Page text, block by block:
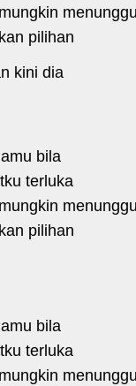
pilihan
kini dia
bila
terluka
pilihan
bila
terluka